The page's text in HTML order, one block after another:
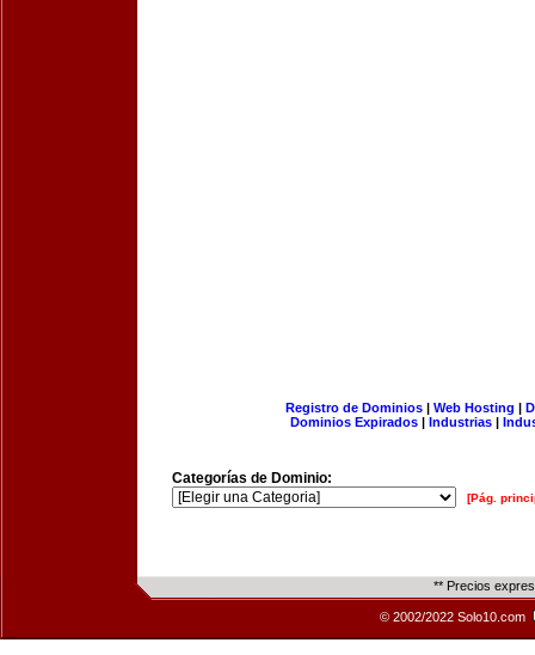
Registro de Dominios| Web Hosting |
Dominios Expirados | Industrias |
Categorías de Dominio:
[Pág.
** Precios
© 2002/2022 Solo10.com